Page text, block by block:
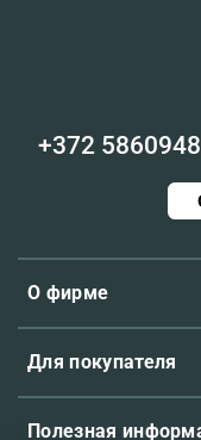
О фирме
Для покупателя
Полезная
+372